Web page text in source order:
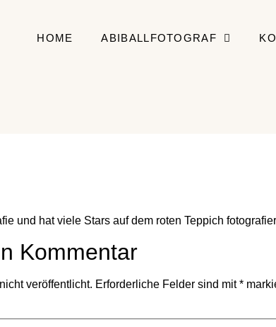
HOME ABIBALLFOTOGRAF
und hat viele Stars auf dem roten Teppich
Kommentar
veröffentlicht. Erforderliche Felder sind mit*